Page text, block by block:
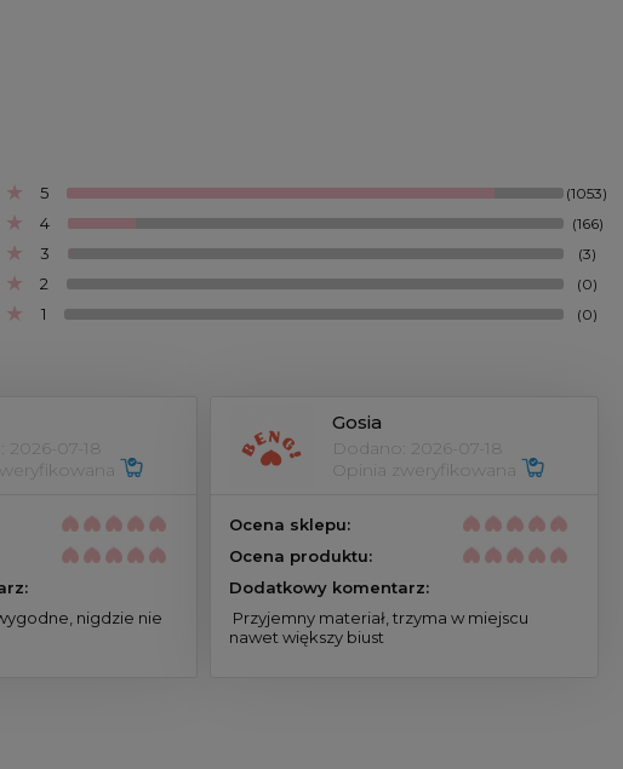
5 (1053)
4 (166)
3 (3)
2 (0)
1 (0)
2026-07-18
Gosia
Dodano: 2026-07-18
Opinia zweryfikowana
Ocena sklepu:
Ocena produktu:
Dodatkowy komentarz:
nawet większy biust